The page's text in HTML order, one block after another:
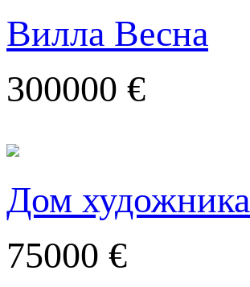
Вилла Весна
300000 €
Дом художника
75000 €